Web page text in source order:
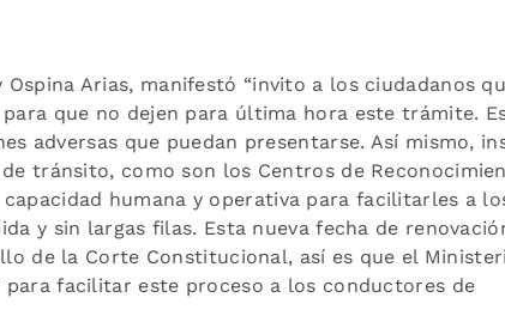
Arias, manifestó “invito a los ciudadanos
que no dejen para última hora este trámite.
adversas que puedan presentarse. Así mismo,
tránsito, como son los Centros de
humana y operativa para facilitarles a
y sin largas filas. Esta nueva fecha de
de la Corte Constitucional, así es que el
facilitar este proceso a los conductores de